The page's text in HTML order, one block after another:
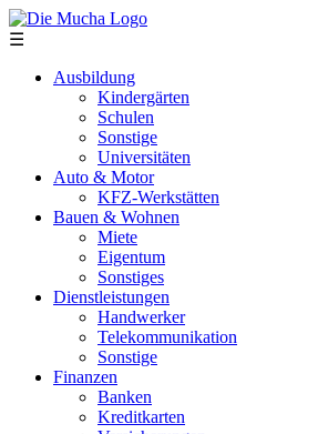
Direkt zum Inhalt
☰
Ausbildung
Kindergärten
Schulen
Sonstige
Universitäten
Auto & Motor
KFZ-Werkstätten
Bauen & Wohnen
Miete
Eigentum
Sonstiges
Dienstleistungen
Handwerker
Telekommunikation
Sonstige
Finanzen
Banken
Kreditkarten